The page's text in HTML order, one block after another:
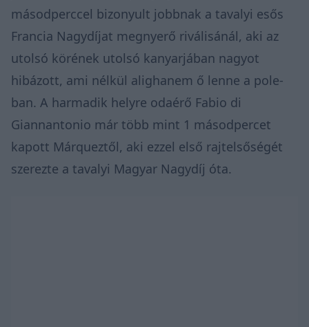
másodperccel bizonyult jobbnak a tavalyi esős
Francia Nagydíjat megnyerő riválisánál, aki az
utolsó körének utolsó kanyarjában nagyot
hibázott, ami nélkül alighanem ő lenne a pole-
ban. A harmadik helyre odaérő Fabio di
Giannantonio már több mint 1 másodpercet
kapott Márqueztől, aki ezzel első rajtelsőségét
szerezte a tavalyi Magyar Nagydíj óta.